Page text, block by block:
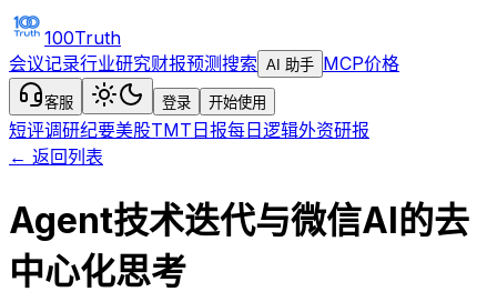
100Truth
会议记录行业研究财报预测搜索 AI 助手 MCP价格
客服 登录 开始使用
短评调研纪要美股TMT日报每日逻辑外资研报
← 返回列表
Agent技术迭代与微信AI的去
中心化思考